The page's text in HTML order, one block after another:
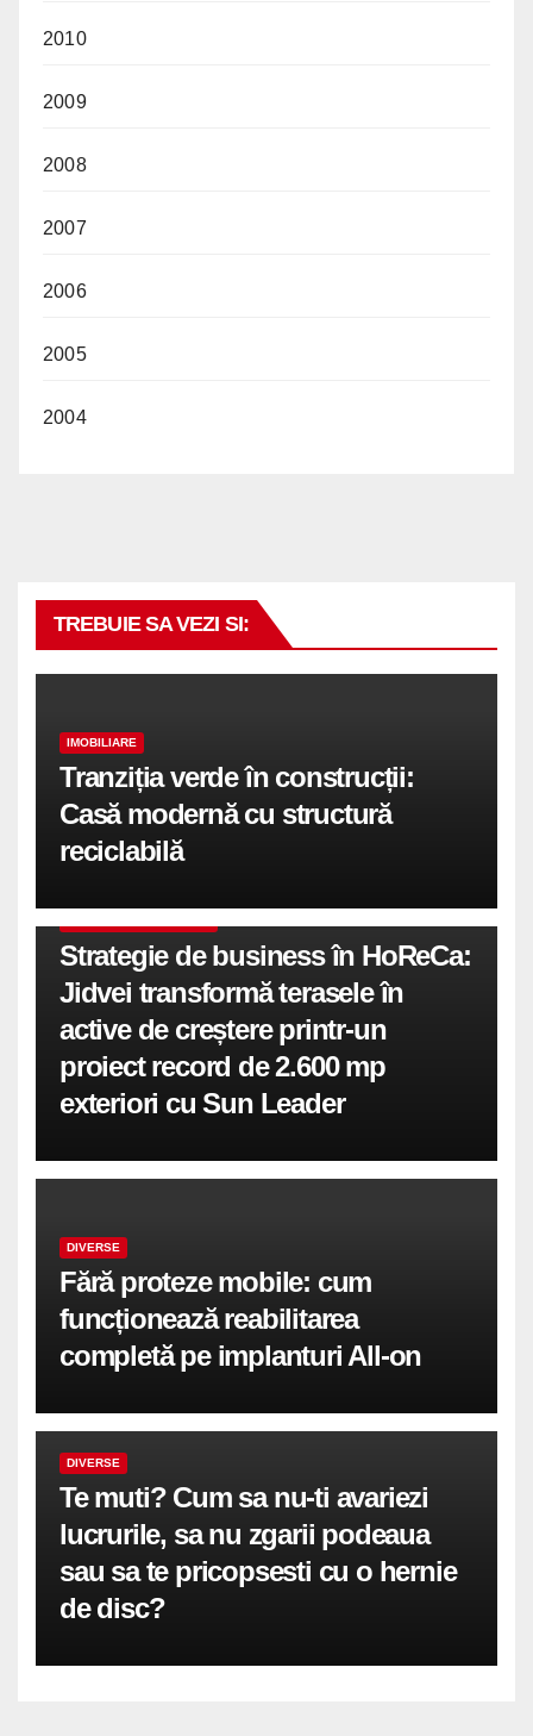
2010
2009
2008
2007
2006
2005
2004
TREBUIE SA VEZI SI:
IMOBILIARE
Tranziția verde în construcții:
Casă modernă cu structură
reciclabilă
Strategie de business în HoReCa:
Jidvei transformă terasele în
active de creștere printr-un
proiect record de 2.600 mp
exteriori cu Sun Leader
DIVERSE
Fără proteze mobile: cum
funcționează reabilitarea
completă pe implanturi All-on
DIVERSE
Te muti? Cum sa nu-ti avariezi
lucrurile, sa nu zgarii podeaua
sau sa te pricopsesti cu o hernie
de disc?